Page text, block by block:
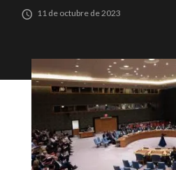
11 de octubre de 2023